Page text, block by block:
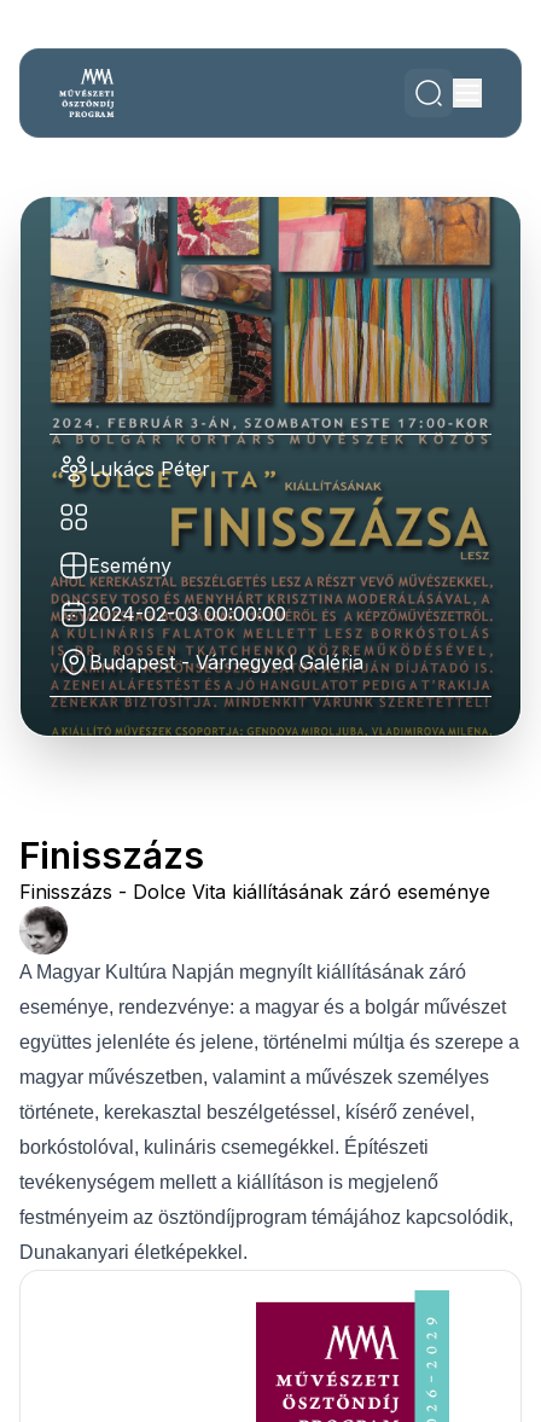
Lukács Péter
Esemény
2024-02-03 00:00:00
Budapest - Várnegyed Galéria
Finisszázs
Finisszázs - Dolce Vita kiállításának záró eseménye
A Magyar Kultúra Napján megnyílt kiállításának záró
eseménye, rendezvénye: a magyar és a bolgár művészet
együttes jelenléte és jelene, történelmi múltja és szerepe a
magyar művészetben, valamint a művészek személyes
története, kerekasztal beszélgetéssel, kísérő zenével,
borkóstolóval, kulináris csemegékkel. Építészeti
tevékenységem mellett a kiállításon is megjelenő
festményeim az ösztöndíjprogram témájához kapcsolódik,
Dunakanyari életképekkel.